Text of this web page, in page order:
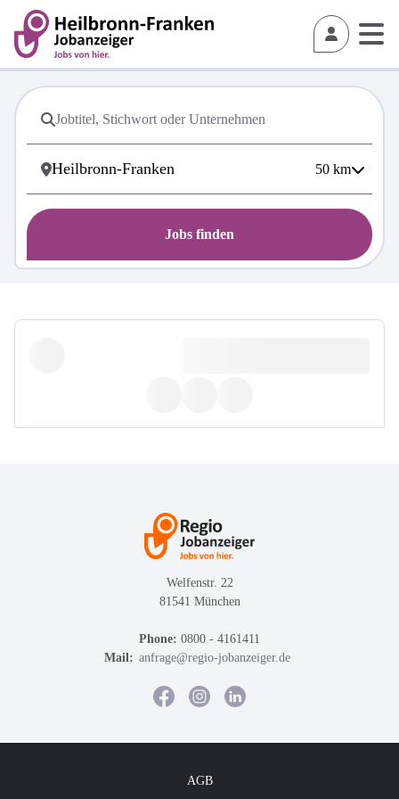
50 km
Jobs finden
Welfenstr. 22
81541 München
Phone: 0800 - 4161411
Mail: anfrage@regio-jobanzeiger.de
AGB